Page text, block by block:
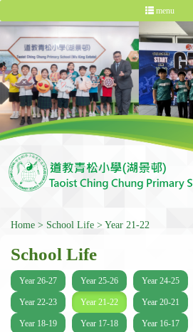
menu
Home School Life Year 21-22
School Life
Year 26-27 Year 25-26 Year 24-25
Year 22-23 Year 21-22 Year 20-21
Year 18-19 Year 17-18 Year 16-17